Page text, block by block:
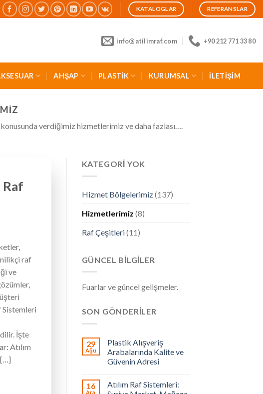
KATALOGLAR REFERANSLAR
info@atilimraf.com +90 212 771 33 80
AHŞAP PLASTİK KURUMSAL İLETİŞİM
verdiğimiz hizmetlerimiz ve daha fazlası….
Raf
raf
ve
Sistemleri
İşte
Atılım
[…]
KATEGORI YOK
Hizmet Bölgelerimiz(137)
Hizmetlerimiz (8)
Raf Çeşitleri(11)
GÜNCEL BILGILER
Fuarlar ve güncel gelişmeler.
SON GÖNDERILER
29
Ağu
Plastik Alışveriş
Arabalarında Kalite ve
Güvenin Adresi
16
Ara
Atılım Raf Sistemleri: